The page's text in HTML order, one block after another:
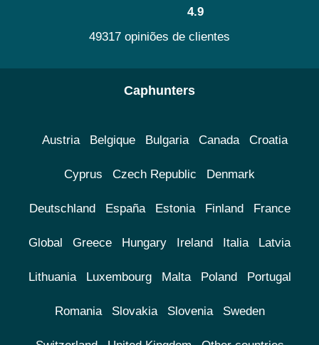
4.9
49317 opiniões de clientes
Caphunters
Austria Belgique Bulgaria Canada Croatia
Cyprus Czech Republic Denmark
Deutschland España Estonia Finland France
Global Greece Hungary Ireland Italia Latvia
Lithuania Luxembourg Malta Poland Portugal
Romania Slovakia Slovenia Sweden